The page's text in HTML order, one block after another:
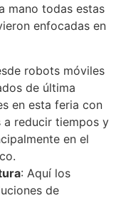
mano todas estas
enfocadas en
robots móviles
de última
en esta feria con
a reducir tiempos y
en el
: Aquí los
de